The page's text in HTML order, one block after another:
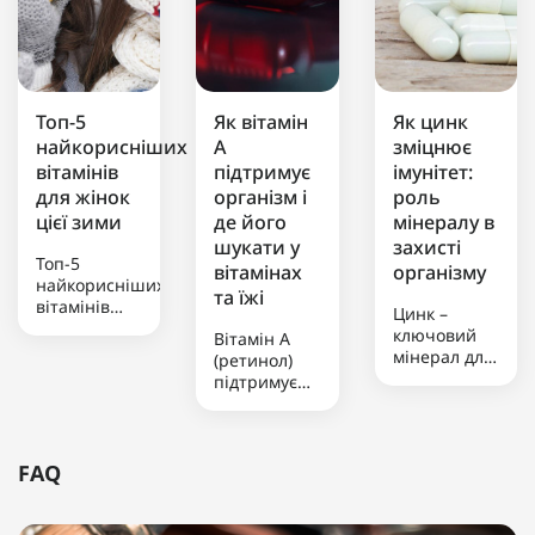
Топ-5
найкорисніших
вітамінів
для жінок
цієї зими
Топ-5
найкорисніших
вітамінів
на організм
холод, брак
Як вітамін
А
підтримує
організм і
де його
шукати у
вітамінах
та їжі
Вітамін А
(ретинол)
підтримує
Як цинк
зміцнює
імунітет:
роль
мінералу в
захисті
організму
Цинк –
ключовий
мінерал для
та сприяє
FAQ